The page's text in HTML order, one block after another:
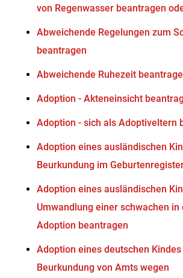
von Regenwasser beantragen
Abweichende Regelungen zum
beantragen
Abweichende Ruhezeit
Adoption - Akteneinsicht
Adoption - sich als Adoptiveltern
Adoption eines ausländischen
Beurkundung im
Adoption eines ausländischen
Umwandlung einer schwachen in
Adoption beantragen
Adoption eines deutschen Kindes
Beurkundung von Amts wegen